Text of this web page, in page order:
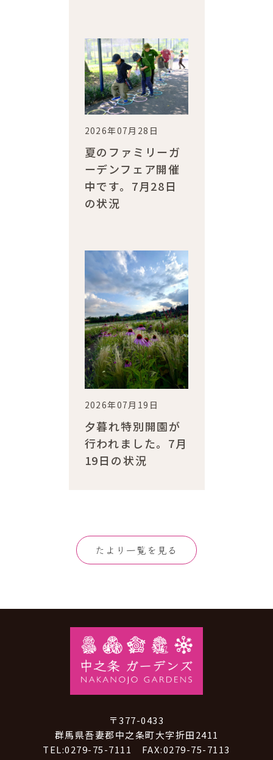
2026年07月28日
夏のファミリーガ
ーデンフェア開催
中です。7月28日
の状況
2026年07月19日
夕暮れ特別開園が
行われました。7月
19日の状況
たより一覧を見る
〒377-0433
群馬県吾妻郡中之条町大字折田2411
TEL:0279-75-7111 FAX:0279-75-7113